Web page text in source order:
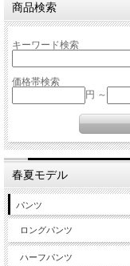
商品検索
キーワード検索
価格帯検索
円 ～
春夏モデル
パンツ
ロングパンツ
ハーフパンツ